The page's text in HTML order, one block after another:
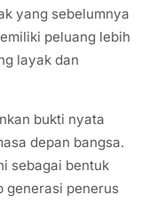
yang sebelumnya
peluang lebih
layak dan
bukti nyata
depan bangsa.
sebagai bentuk
generasi penerus